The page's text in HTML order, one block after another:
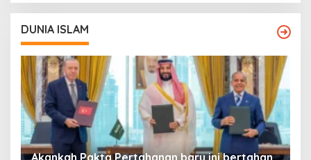
DUNIA ISLAM
Akankah Pakta Pertahanan baru ini bertahan